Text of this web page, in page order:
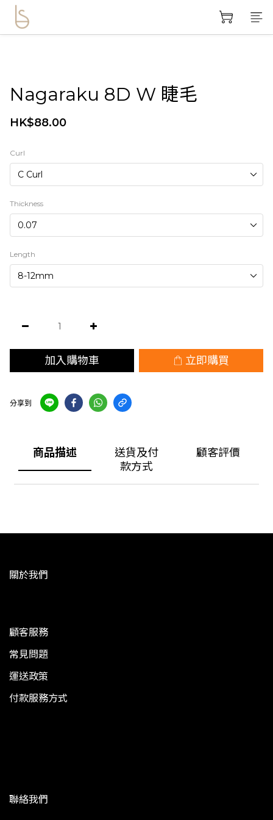
Nagaraku 8D W 睫毛
HK$88.00
Curl
Thickness
Length
加入購物車 立即購買
分享到
商品描述
送貨及付
款方式
顧客評價
關於我們
顧客服務
常見問題
運送政策
付款服務方式
聯絡我們